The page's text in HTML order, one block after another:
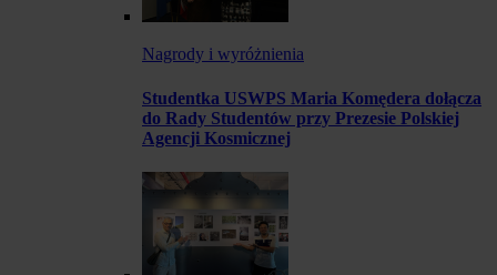
Nagrody i wyróżnienia
Studentka USWPS Maria Komędera dołącza
do Rady Studentów przy Prezesie Polskiej
Agencji Kosmicznej